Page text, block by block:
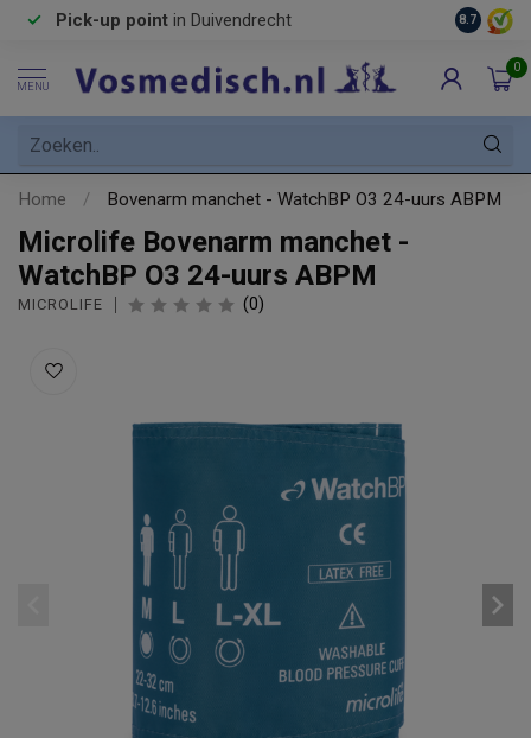
Pick-up point in Duivendrecht 8.7
MENU
0
Home / Bovenarm manchet - WatchBP O3 24-uurs ABPM
Microlife Bovenarm manchet -
WatchBP O3 24-uurs ABPM
MICROLIFE (0)